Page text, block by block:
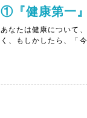
①『健康第一
あなたは健康について
く、もしかしたら、「